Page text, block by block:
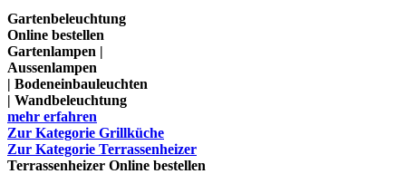
Gartenbeleuchtung
Online bestellen
Gartenlampen |
Aussenlampen
| Bodeneinbauleuchten
| Wandbeleuchtung
mehr erfahren
Zur Kategorie Grillküche
Zur Kategorie Terrassenheizer
Terrassenheizer Online bestellen